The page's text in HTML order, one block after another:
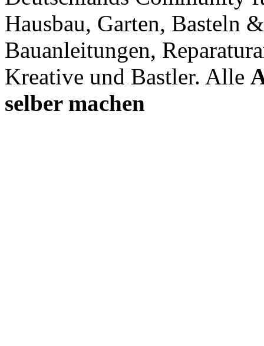
Hausbau, Garten, Basteln
Bauanleitungen,
Kreative und Bastler. Alle
selber machen